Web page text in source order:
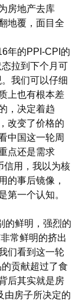
房地产去库
地覆，面目全
年的PPI-CPI的
拉到下个月可
我们可以仔细
上也有根本差
，决定着趋
改变了价格的
中国这一轮周
点还是需求
信用，我以为核
的事后镜像，
第一个认知。
的鲜明，强烈的
常鲜明的挤出
们看到这一轮
贡献超过了食
后其实就是房
由房子所决定的